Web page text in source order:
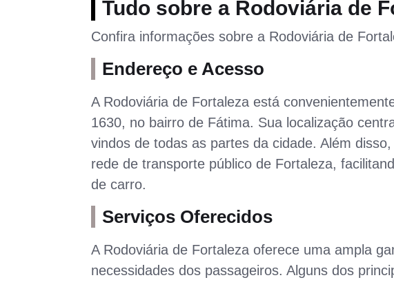
Tudo sobre a Rodoviária de
Confira informações sobre a Rodoviária de
Endereço e Acesso
A Rodoviária de Fortaleza está
1630, no bairro de Fátima. Sua localização
vindos de todas as partes da cidade. Além
rede de transporte público de Fortaleza,
de carro.
Serviços Oferecidos
A Rodoviária de Fortaleza oferece uma ampla
necessidades dos passageiros. Alguns dos